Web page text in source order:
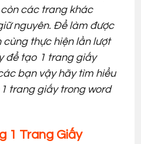
các trang khác
nguyên. Để làm được
thực hiện lần lượt
để tạo 1 trang giấy
bạn vậy hãy tìm hiểu
trang giấy trong word
1 Trang Giấy